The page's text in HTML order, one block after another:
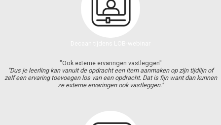
"Ook externe ervaringen vastleggen"
"Dus je leerling kan vanuit de opdracht een item aanmaken op zijn tijdlijn of
zelf een ervaring toevoegen los van een opdracht. Dat is fijn want dan kunnen
ze externe ervaringen ook vastleggen."